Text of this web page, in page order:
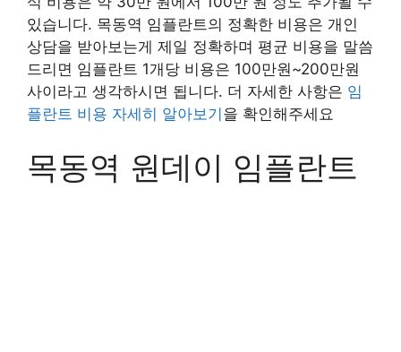
있습니다. 목동역 임플란트의 정확한 비용은 개인
상담을 받아보는게 제일 정확하며 평균 비용을 말씀
드리면 임플란트 1개당 비용은 100만원~200만원
사이라고 생각하시면 됩니다. 더 자세한 사항은 임
플란트 비용 자세히 알아보기을 확인해주세요
목동역 원데이 임플란트